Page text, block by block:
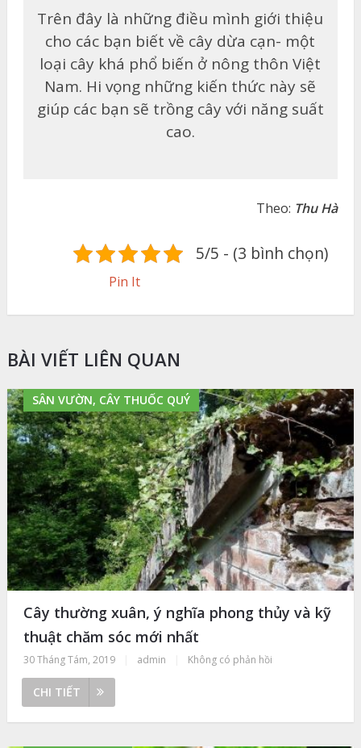
Trên đây là những điều mình giới thiệu
cho các bạn biết về cây dừa cạn- một
loại cây khá phổ biến ở nông thôn Việt
Nam. Hi vọng những kiến thức này sẽ
giúp các bạn sẽ trồng cây với năng suất
cao.
Theo: Thu Hà
5/5 - (3 bình chọn)
Pin It
BÀI VIẾT LIÊN QUAN
SÂN VƯỜN, CÂY THUỐC QUÝ
Cây thường xuân, ý nghĩa phong thủy và kỹ
thuật chăm sóc mới nhất
30 Tháng Tám, 2019 admin Không có phản hồi
CHI TIẾT